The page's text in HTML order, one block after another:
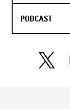
PODCAST